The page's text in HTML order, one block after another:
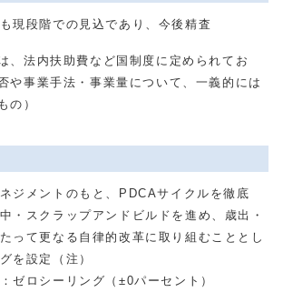
現段階での見込であり、今後精査
、法内扶助費など国制度に定められてお
や事業手法・事業量について、一義的には
の）
ジメントのもと、PDCAサイクルを徹底
・スクラップアンドビルドを進め、歳出・
って更なる自律的改革に取り組むこととし
を設定（注）
ゼロシーリング（±0パーセント）